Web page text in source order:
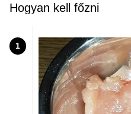
Hogyan kell főzni
1